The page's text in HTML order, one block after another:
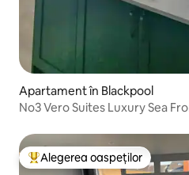
Apartament în Blackpool
No3 Vero Suites Luxury Sea
Locuință din topul categoriei
Alegerea oaspeților